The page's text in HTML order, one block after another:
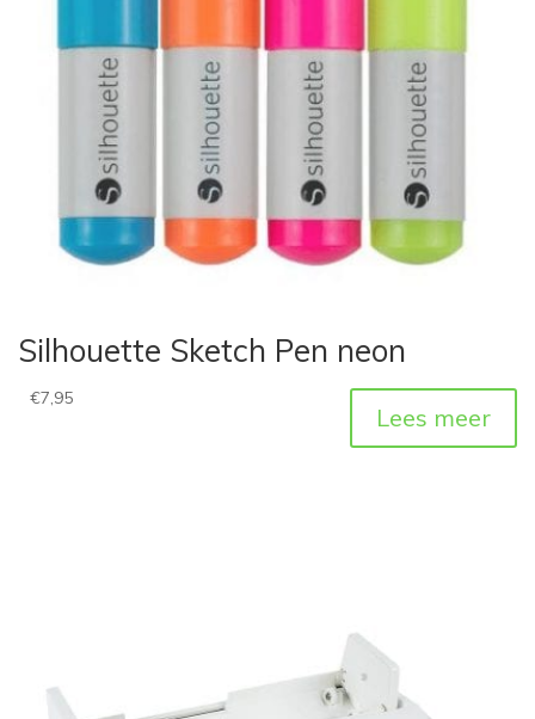
Silhouette Sketch Pen neon
€7,95
Lees meer